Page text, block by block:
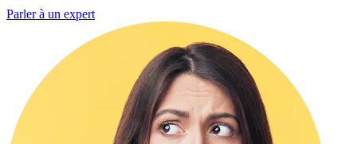
Parler à un expert